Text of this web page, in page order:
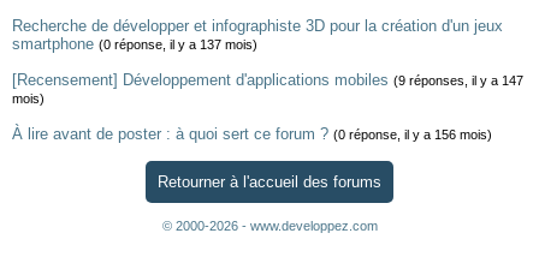
Recherche de développer et infographiste 3D pour la création d'un jeux
smartphone (0 réponse, il y a 137 mois)
[Recensement] Développement d'applications mobiles (9 réponses, il y a 147
mois)
À lire avant de poster : à quoi sert ce forum ? (0 réponse, il y a 156 mois)
Retourner à l'accueil des forums
© 2000-2026 - www.developpez.com